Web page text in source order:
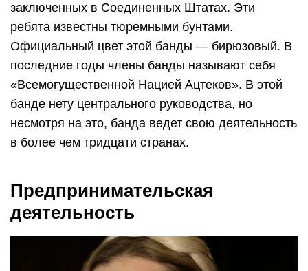
заключенных в Соединенных Штатах. Эти
ребята известны тюремными бунтами.
Официальный цвет этой банды — бирюзовый. В
последние годы члены банды называют себя
«Всемогущественной Нацией Ацтеков». В этой
банде нету центрального руководства, но
несмотря на это, банда ведет свою деятельность
в более чем тридцати странах.
Предпринимательская
деятельность